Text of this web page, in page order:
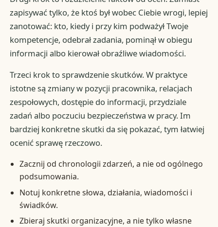
zapisywać tylko, że ktoś był wobec Ciebie wrogi, lepiej
zanotować: kto, kiedy i przy kim podważył Twoje
kompetencje, odebrał zadania, pominął w obiegu
informacji albo kierował obraźliwe wiadomości.
Trzeci krok to sprawdzenie skutków. W praktyce
istotne są zmiany w pozycji pracownika, relacjach
zespołowych, dostępie do informacji, przydziale
zadań albo poczuciu bezpieczeństwa w pracy. Im
bardziej konkretne skutki da się pokazać, tym łatwiej
ocenić sprawę rzeczowo.
Zacznij od chronologii zdarzeń, a nie od ogólnego
podsumowania.
Notuj konkretne słowa, działania, wiadomości i
świadków.
Zbieraj skutki organizacyjne, a nie tylko własne